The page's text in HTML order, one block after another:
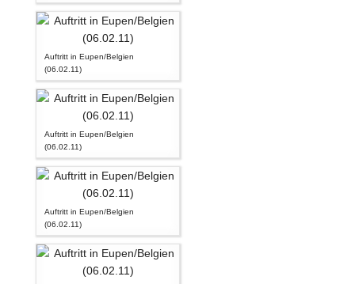
Auftritt in Eupen/Belgien
(06.02.11)
Auftritt in Eupen/Belgien
(06.02.11)
Auftritt in Eupen/Belgien
(06.02.11)